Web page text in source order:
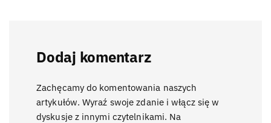
Dodaj komentarz
Zachęcamy do komentowania naszych
artykułów. Wyraź swoje zdanie i włącz się w
dyskusje z innymi czytelnikami. Na